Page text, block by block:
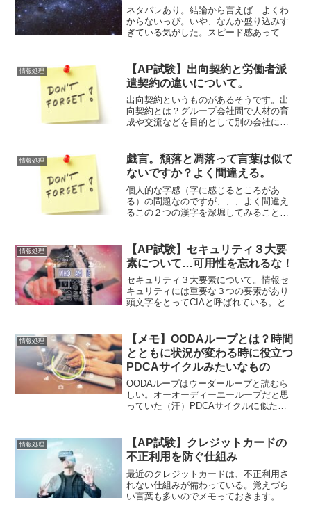
ネタバレあり。結論から言えば…よくわ
からないっぴ。いや、なんか盛り込みす
ぎている気がした。スピード感あって読
とまりなちゃんの２人はまあいいとし
て、なんか東兄弟の最後がな...
情報処理
【AP試験】出向契約と労働者派
遣契約の違いについて。
出向契約というものがあるそうです。出
向契約とは？グループ会社間で人材の育
成や交流などを目的として別の会社に働
に来ている例を見かけますが「出向契
約」という仕組みを使用して...
情報処理
戯言。頽落と凋落って言葉は似て
ないですか？よく間違える。
個人的な字感（字に感じるところがあ
る）の問題なのですが、、、よく間違え
るこの２つの漢字を深堀してみることに
ています。正しくはチョウラクと読む。
凋が周や週に似た字であるか...
情報処理
【AP試験】セキュリティ３大要
素について…可用性を忘れるな！
セキュリティ３大要素について。情報セ
キュリティには重要な３つの要素があり
頭文字をとってCIAと呼ばれている。とい
れた人にのみ情報にアクセスできるよう
に...
情報処理
【メモ】OODAループとは？時間
とともに状況が変わる時に役立つ
PDCAサイクルみたいなもの
OODAループはウーダーループと読むら
しい。オーオーディーエーループだと思
っていた（汗）PDCAサイクルに似た改
だと成果が上がりにくい…ということで
発明されたもの。O...
情報処理
【AP試験】クレジットカードの
不正利用を防ぐ仕組み
最近のクレジットカードは、不正利用さ
れない仕組みが備わっている。覚えづら
い言葉も多いのでメモっておきます。ク